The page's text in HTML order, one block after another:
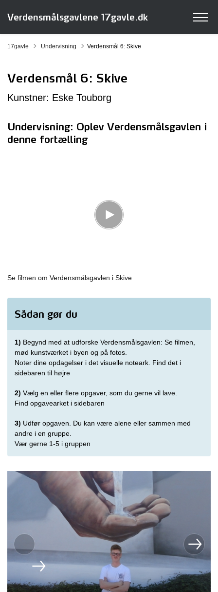
Verdensmålsgavlene 17gavle.dk
17gavle Tilbage til
Undervisning Verdensmål 6: Skive
Verdensmål 6: Skive
Kunstner: Eske Touborg
Undervisning: Oplev Verdensmålsgavlen i
denne fortælling
Se filmen om Verdensmålsgavlen i Skive
Sådan gør du
1) Begynd med at udforske Verdensmålsgavlen: Se filmen,
mød kunstværket i byen og på fotos.
Noter dine opdagelser i det visuelle noteark. Find det i
sidebaren til højre
2) Vælg en eller flere opgaver, som du gerne vil lave.
Find opgavearket i sidebaren
3) Udfør opgaven. Du kan være alene eller sammen med
andre i en gruppe.
Vær gerne 1-5 i gruppen